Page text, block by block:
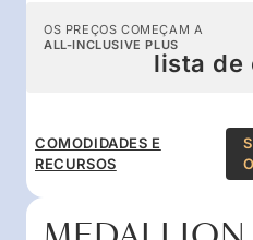
OS PREÇOS COMEÇAM A
ALL-INCLUSIVE PLUS
lista de
COMODIDADES E
RECURSOS